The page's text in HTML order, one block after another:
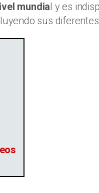
mundial y es
sus